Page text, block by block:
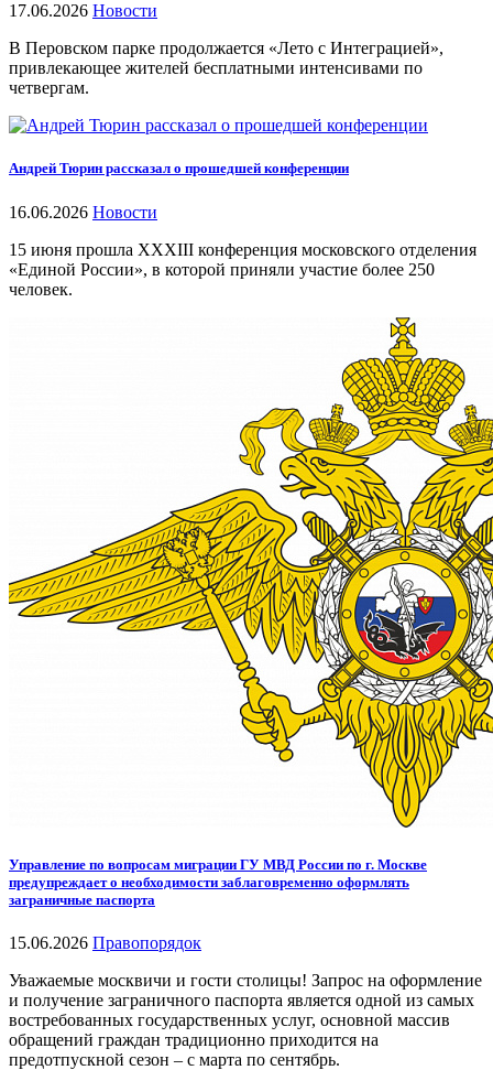
17.06.2026 Новости
В Перовском парке продолжается «Лето с Интеграцией»,
привлекающее жителей бесплатными интенсивами по
четвергам.
Андрей Тюрин рассказал о прошедшей конференции
16.06.2026 Новости
15 июня прошла XXXIII конференция московского отделения
«Единой России», в которой приняли участие более 250
человек.
Управление по вопросам миграции ГУ МВД России по г. Москве
предупреждает о необходимости заблаговременно оформлять
заграничные паспорта
15.06.2026 Правопорядок
Уважаемые москвичи и гости столицы! Запрос на оформление
и получение заграничного паспорта является одной из самых
востребованных государственных услуг, основной массив
обращений граждан традиционно приходится на
предотпускной сезон – с марта по сентябрь.